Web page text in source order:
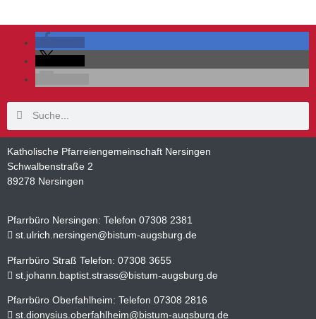
Katholische Pfarreiengemeinschaft Nersingen
Schwalbenstraße 2
89278 Nersingen
Pfarrbüro Nersingen: Telefon 07308 2381
st.ulrich.nersingen@bistum-augsburg.de
Pfarrbüro Straß Telefon: 07308 3655
st.johann.baptist.strass@bistum-augsburg.de
Pfarrbüro Oberfahlheim: Telefon 07308 2816
st.dionysius.oberfahlheim@bistum-augsburg.de